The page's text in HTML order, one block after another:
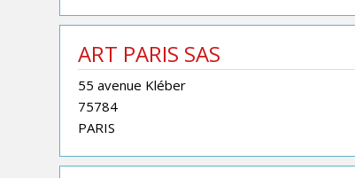
ART PARIS SAS
55 avenue Kléber
75784
PARIS